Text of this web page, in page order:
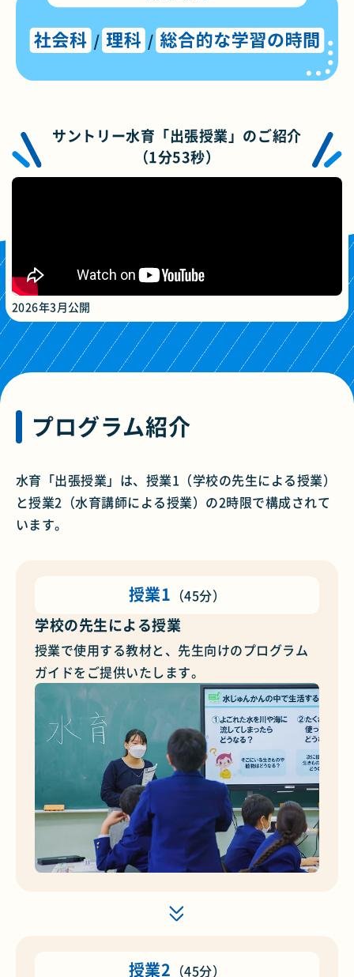
サントリー水育 「出張授業」のご紹介
（1分53秒）
2026年3月公開
プログラム紹介
水育 「出張授業」は、授業1（学校の先生による授業）
と授業2（水育講師による授業）の2時限で構成されて
います。
授業1 （45分）
学校の先生による授業
授業で使用する教材と、先生向けのプログラム
ガイドをご提供いたします。
授業2 （45分）